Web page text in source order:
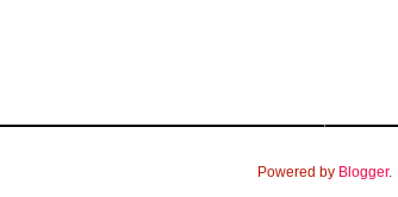
Powered by Blogger.